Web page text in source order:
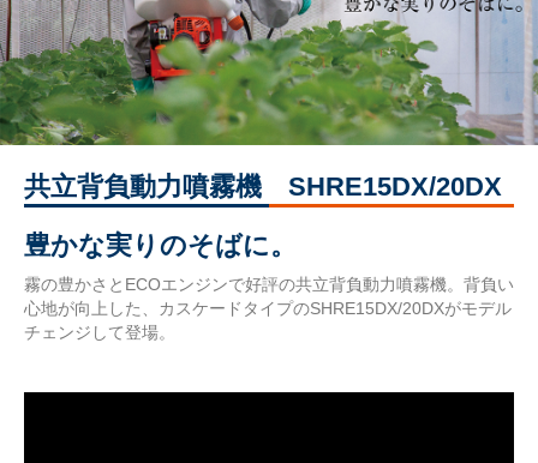
共立背負動力噴霧機 SHRE15DX/20DX
豊かな実りのそばに。
霧の豊かさとECOエンジンで好評の共立背負動力噴霧機。背負い
心地が向上した、カスケードタイプのSHRE15DX/20DXがモデル
チェンジして登場。